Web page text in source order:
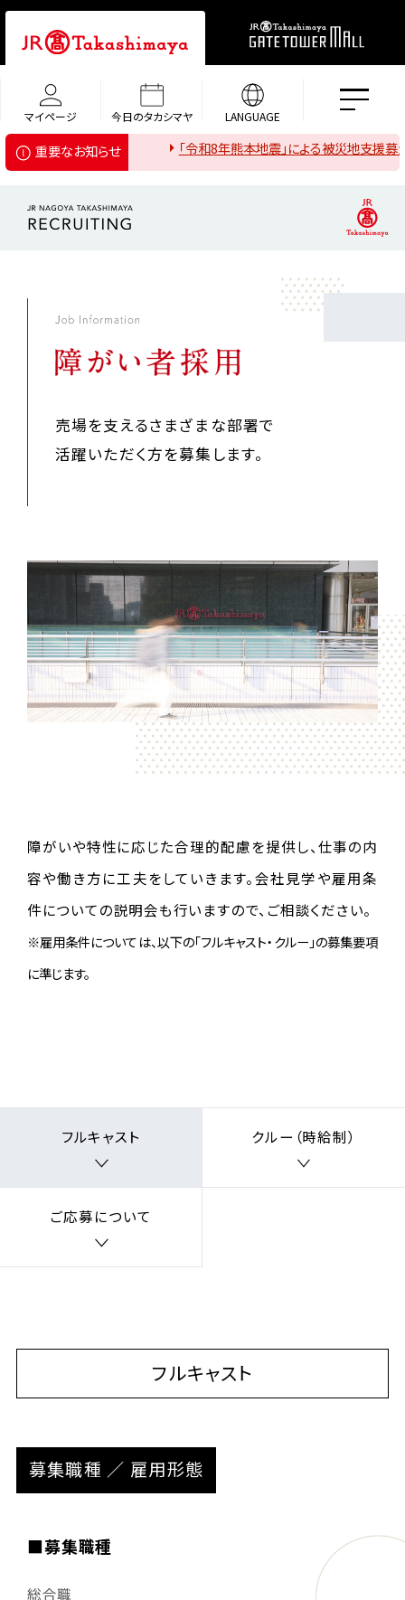
マイページ 今日のタカシマヤ LANGUAGE
重要なお知らせ 「令和8年熊本地震」による被災地支援募金のご
売場を支えるさまざまな部署で
活躍いただく方を募集します。
障がいや特性に応じた合理的配慮を提供し、仕事の内
容や働き方に工夫をしていきます。会社見学や雇用条
件についての説明会も行いますので、ご相談ください。
※雇用条件については、以下の「フルキャスト・クルー」の募集要項
に準じます。
フルキャスト クルー（時給制）
ご応募について
フルキャスト
募集職種 ／ 雇用形態
■募集職種
総合職